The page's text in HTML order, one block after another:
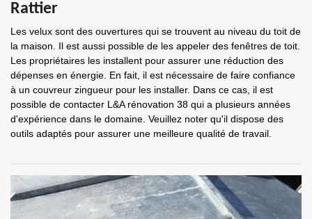
Rattier
Les velux sont des ouvertures qui se trouvent au niveau du toit de
la maison. Il est aussi possible de les appeler des fenêtres de toit.
Les propriétaires les installent pour assurer une réduction des
dépenses en énergie. En fait, il est nécessaire de faire confiance
à un couvreur zingueur pour les installer. Dans ce cas, il est
possible de contacter L&A rénovation 38 qui a plusieurs années
d'expérience dans le domaine. Veuillez noter qu'il dispose des
outils adaptés pour assurer une meilleure qualité de travail.